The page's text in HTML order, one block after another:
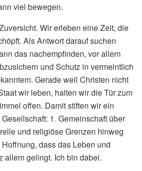
viel bewegen.
Wir erleben eine Zeit, die
Als Antwort darauf suchen
das nachempfinden, vor allem
und Schutz in vermeintlich
Gerade weil Christen nicht
wir leben, halten wir die Tür zum
offen. Damit stiften wir ein
1. Gemeinschaft über
und religiöse Grenzen hinweg
dass das Leben und
allem gelingt. Ich bin dabei.